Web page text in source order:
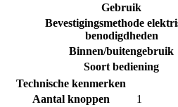
Gebruik
Bevestigingsmethode
benodigdheden
Binnen/buitengebruik
Soort bediening
Technische kenmerken
Aantal knoppen
1